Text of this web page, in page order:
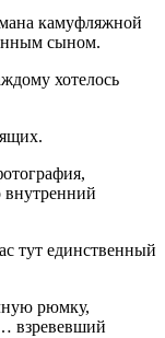
камуфляжной
сыном.
хотелось
внутренний
тут единственный
рюмку,
взревевший